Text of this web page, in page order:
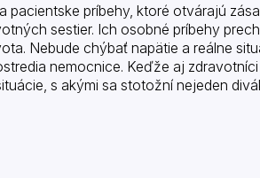
pacientske príbehy, ktoré otvárajú
sestier. Ich osobné príbehy
Nebude chýbať napätie a reálne
nemocnice. Keďže aj zdravotníci
s akými sa stotožní nejeden